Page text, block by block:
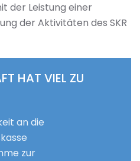
der Leistung einer
der Aktivitäten des SKR
HAT VIEL ZU
an die
zur